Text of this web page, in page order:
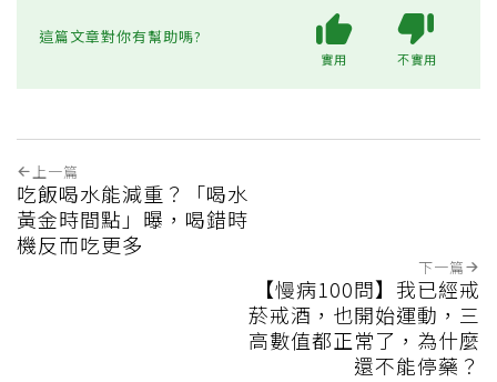
這篇文章對你有幫助嗎?
實用 不實用
上一篇
吃飯喝水能減重？「喝水
黃金時間點」曝，喝錯時
機反而吃更多
下一篇
【慢病100問】我已經戒
菸戒酒，也開始運動，三
高數值都正常了，為什麼
還不能停藥？